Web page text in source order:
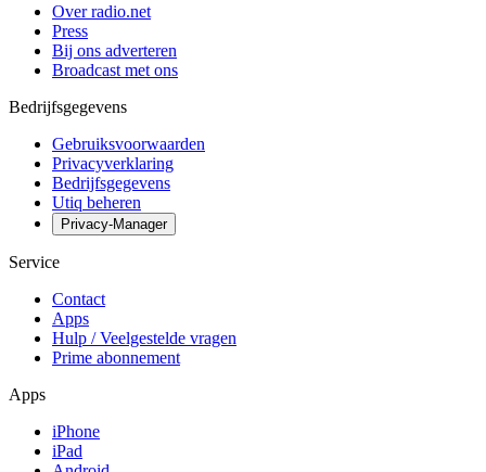
Over radio.net
Press
Bij ons adverteren
Broadcast met ons
Bedrijfsgegevens
Gebruiksvoorwaarden
Privacyverklaring
Bedrijfsgegevens
Utiq beheren
Privacy-Manager
Service
Contact
Apps
Hulp / Veelgestelde vragen
Prime abonnement
Apps
iPhone
iPad